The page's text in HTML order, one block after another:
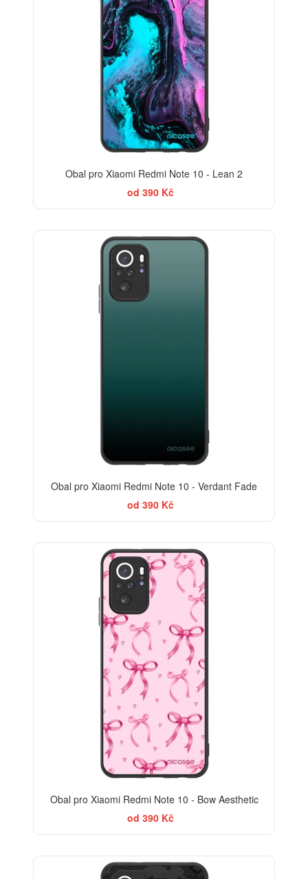
Obal pro Xiaomi Redmi Note 10 - Lean 2
od 390 Kč
Obal pro Xiaomi Redmi Note 10 - Verdant Fade
od 390 Kč
Obal pro Xiaomi Redmi Note 10 - Bow Aesthetic
od 390 Kč